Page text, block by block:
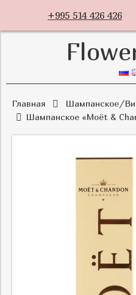
+995 514 426 426
Главная
Шампанское/
Шампанское «Moët &